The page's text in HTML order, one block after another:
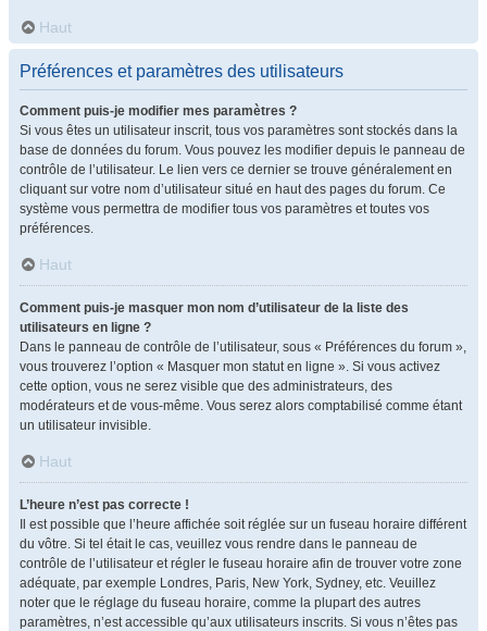
Haut
Préférences et paramètres des utilisateurs
Comment puis-je modifier mes paramètres ?
Si vous êtes un utilisateur inscrit, tous vos paramètres sont stockés dans la
base de données du forum. Vous pouvez les modifier depuis le panneau de
contrôle de l’utilisateur. Le lien vers ce dernier se trouve généralement en
cliquant sur votre nom d’utilisateur situé en haut des pages du forum. Ce
système vous permettra de modifier tous vos paramètres et toutes vos
préférences.
Haut
Comment puis-je masquer mon nom d’utilisateur de la liste des
utilisateurs en ligne ?
Dans le panneau de contrôle de l’utilisateur, sous « Préférences du forum »,
vous trouverez l’option « Masquer mon statut en ligne ». Si vous activez
cette option, vous ne serez visible que des administrateurs, des
modérateurs et de vous-même. Vous serez alors comptabilisé comme étant
un utilisateur invisible.
Haut
L’heure n’est pas correcte !
Il est possible que l’heure affichée soit réglée sur un fuseau horaire différent
du vôtre. Si tel était le cas, veuillez vous rendre dans le panneau de
contrôle de l’utilisateur et régler le fuseau horaire afin de trouver votre zone
adéquate, par exemple Londres, Paris, New York, Sydney, etc. Veuillez
noter que le réglage du fuseau horaire, comme la plupart des autres
paramètres, n’est accessible qu’aux utilisateurs inscrits. Si vous n’êtes pas